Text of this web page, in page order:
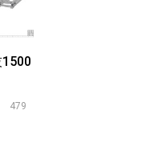
479